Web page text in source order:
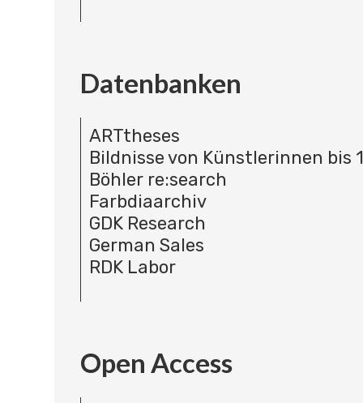
Datenbanken
ARTtheses
Bildnisse von Künstlerinnen bis
Böhler re:search
Farbdiaarchiv
GDK Research
German Sales
RDK Labor
Open Access